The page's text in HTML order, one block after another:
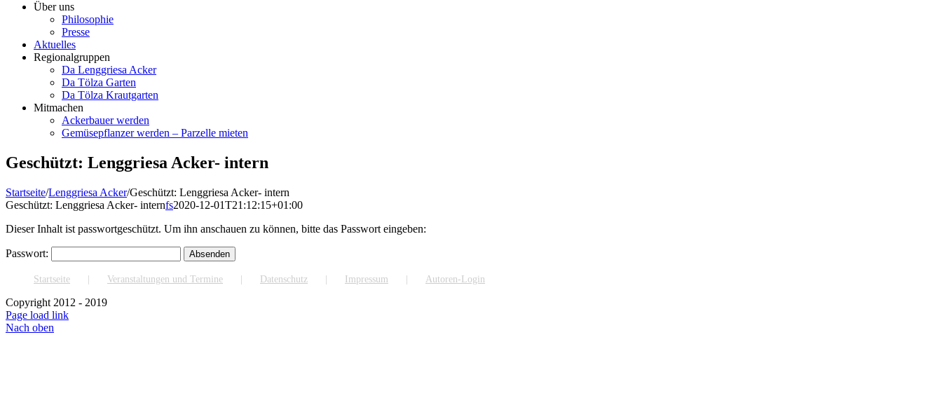
Über uns
Philosophie
Presse
Aktuelles
Regionalgruppen
Da Lenggriesa Acker
Da Tölza Garten
Da Tölza Krautgarten
Mitmachen
Ackerbauer werden
Gemüsepflanzer werden – Parzelle mieten
Geschützt: Lenggriesa Acker- intern
Startseite/Lenggriesa Acker/Geschützt: Lenggriesa Acker- intern
Geschützt: Lenggriesa Acker- internfs2020-12-01T21:12:15+01:00
Dieser Inhalt ist passwortgeschützt. Um ihn anschauen zu können, bitte das Passwort eingeben:
Passwort:
Startseite Veranstaltungen und Termine Datenschutz Impressum Autoren-Login
Copyright 2012 - 2019
Page load link
Nach oben